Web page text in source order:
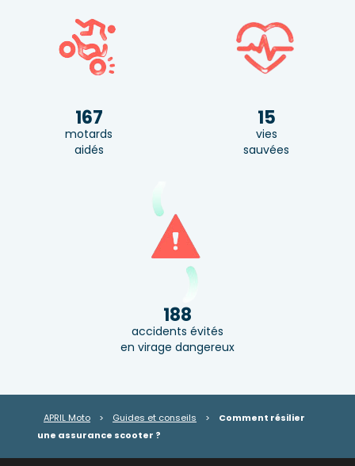
167
motards
aidés
15
vies
sauvées
188
accidents évités
en virage dangereux
APRIL Moto > Guides et conseils >
Comment résilier
une assurance scooter ?